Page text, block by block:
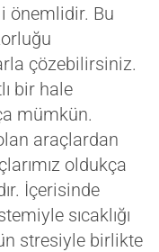
önemlidir. Bu
çözebilirsiniz.
bir hale
mümkün.
araçlardan
oldukça
İçerisinde
sıcaklığı
stresiyle birlikte